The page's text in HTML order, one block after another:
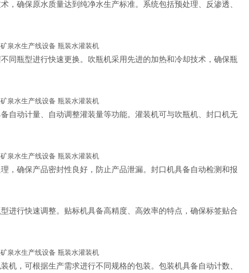
确保原水质量达到纯净水生产标准。系统包括预处理、反渗透、
瓶型进行快速更换。吹瓶机采用先进的加热和冷却技术，确保瓶
动计量、自动调整灌装量等功能。灌装机可与吹瓶机、封口机无
确保产品密封性良好，防止产品泄漏。封口机具备自动检测和报
行快速调整。贴标机具备高精度、高效率的特点，确保标签贴合
，可根据生产需求进行不同规格的包装。包装机具备自动计数、